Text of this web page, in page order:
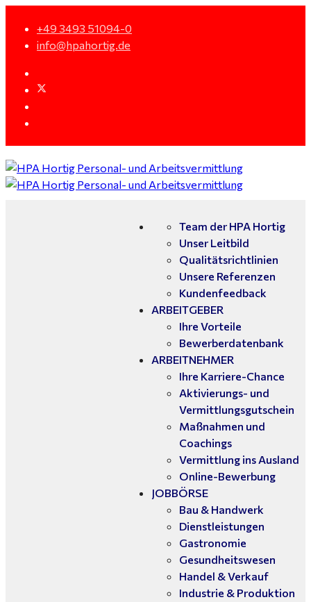
+49 3493 51094-0
info@hpahortig.de
Team der HPA Hortig
Unser Leitbild
Qualitätsrichtlinien
Unsere Referenzen
Kundenfeedback
ARBEITGEBER
Ihre Vorteile
Bewerberdatenbank
ARBEITNEHMER
Ihre Karriere-Chance
Aktivierungs- und
Vermittlungsgutschein
Maßnahmen und
Coachings
Vermittlung ins Ausland
Online-Bewerbung
JOBBÖRSE
Bau & Handwerk
Dienstleistungen
Gastronomie
Gesundheitswesen
Handel & Verkauf
Industrie & Produktion